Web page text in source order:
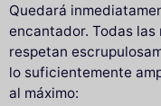
Quedará
encantador. Todas
respetan
lo suficientemente
al máximo: